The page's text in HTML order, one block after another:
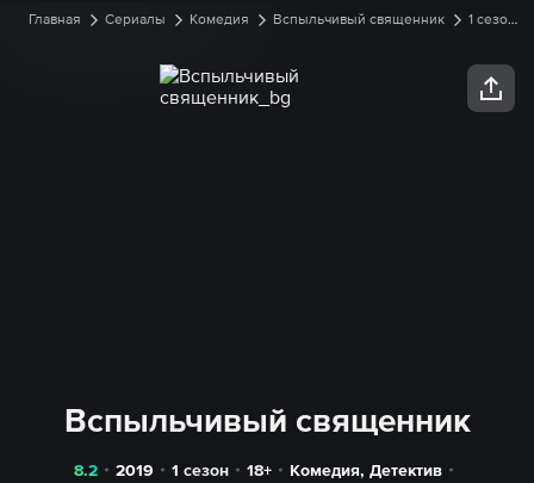
Главная Сериалы Комедия Вспыльчивый священник
1 сезон
Вспыльчивый священник
8.2 2019 1 сезон 18+ Комедия,Детектив